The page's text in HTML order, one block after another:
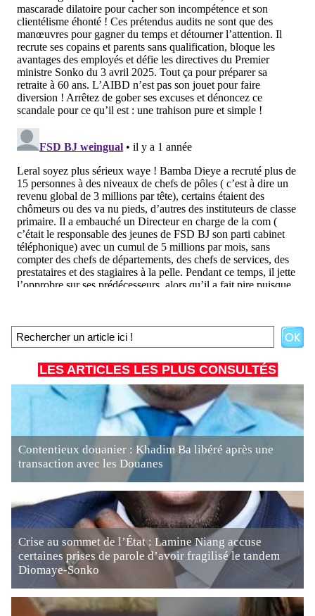
LES ARTICLES LES PLUS CONSULTÉS
Contentieux douanier : Khadim Ba libéré après une
transaction avec les Douanes
Crise au sommet de l’État : Lamine Niang accuse
certaines prises de parole d’avoir fragilisé le tandem
Diomaye-Sonko